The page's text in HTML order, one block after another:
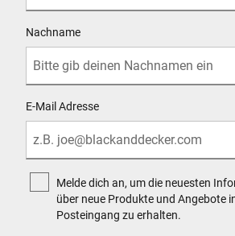
Nachname
E-Mail Adresse
Melde dich an, um die neuesten
über neue Produkte und Angebote
Posteingang zu erhalten.